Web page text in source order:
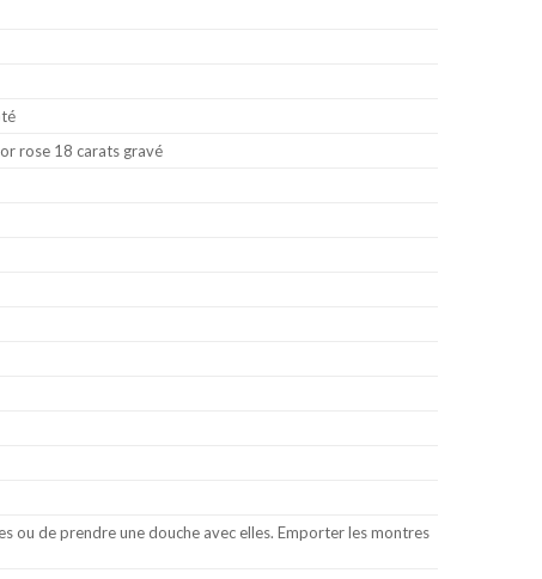
rose 18 carats gravé
ou de prendre une douche avec elles. Emporter les montres